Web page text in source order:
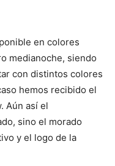
en colores
medianoche, siendo
con distintos colores
hemos recibido el
Aún así el
sino el morado
y el logo de la